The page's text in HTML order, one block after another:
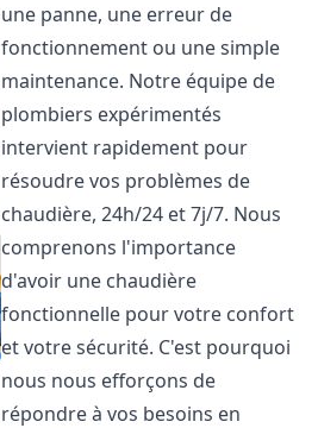
une panne, une erreur de
fonctionnement ou une simple
maintenance. Notre équipe de
plombiers expérimentés
intervient rapidement pour
résoudre vos problèmes de
chaudière, 24h/24 et 7j/7. Nous
comprenons l'importance
d'avoir une chaudière
fonctionnelle pour votre confort
et votre sécurité. C'est pourquoi
nous nous efforçons de
répondre à vos besoins en